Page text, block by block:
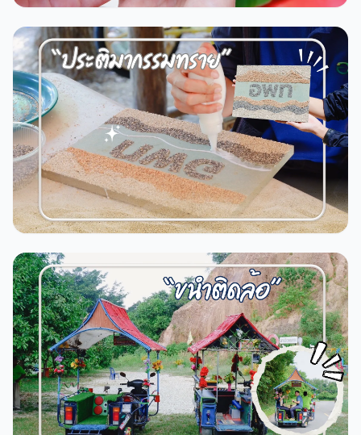
เกล 22 0 0